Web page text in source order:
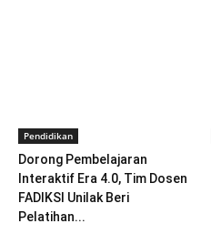
Pendidikan
Dorong Pembelajaran
Interaktif Era 4.0, Tim Dosen
FADIKSI Unilak Beri
Pelatihan...